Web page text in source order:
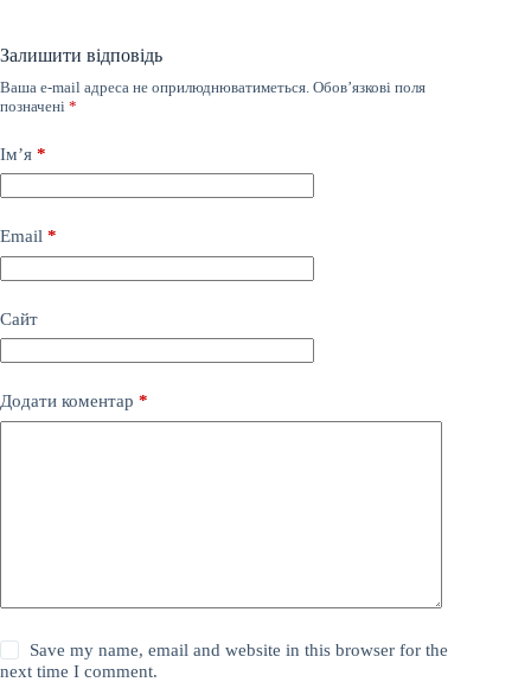
Залишити відповідь
Ваша e-mail адреса не оприлюднюватиметься. Обов’язкові поля
позначені *
Ім’я *
Email *
Сайт
Додати коментар *
Save my name, email and website in this browser for the
next time I comment.